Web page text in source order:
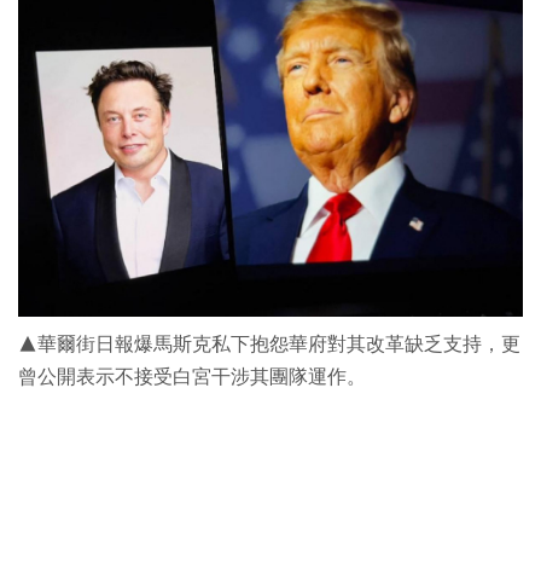
▲華爾街日報爆馬斯克私下抱怨華府對其改革缺乏支持，更
曾公開表示不接受白宮干涉其團隊運作。